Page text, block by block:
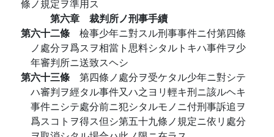
條ノ規定ヲ準用ス
第六章 裁判所ノ刑事手續
第六十二條 檢事少年ニ對スル刑事事件ニ付第四條
ノ處分ヲ爲スヲ相當ト思料シタルトキハ事件ヲ少
年審判所ニ送致スヘシ
第六十三條 第四條ノ處分ヲ受ケタル少年ニ對シテ
ハ審判ヲ經タル事件又ハ之ヨリ輕キ刑ニ該ルヘキ
事件ニシテ處分前ニ犯シタルモノニ付刑事訴追ヲ
爲スコトヲ得ス但シ第五十九條ノ規定ニ依リ處分